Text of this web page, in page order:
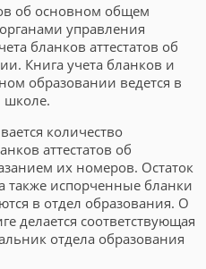
об основном общем
управления
бланков аттестатов об
Книга учета бланков и
образовании ведется в
школе.
количество
аттестатов об
их номеров. Остаток
также испорченные бланки
в отдел образования. О
делается соответствующая
отдела образования